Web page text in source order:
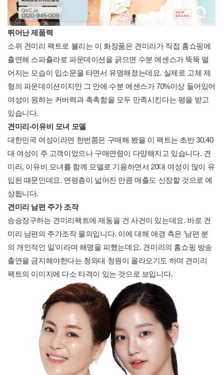
뛰어난 제품력
소위 견미리 팩트로 불리는 이 화장품은 견미리가 직접 홈쇼핑에
출연해 스파츌라로 파운데이션을 긁으면 수분 에센스가 뚝뚝 떨
어지는 모습이 입소문을 타면서 유명해졌는데요. 실제로 고체 제
형의 파운데이션이지만 그 안에 수분 에센스가 70%이상 들어있어
여성이 원하는 커버력과 촉촉함을 모두 만족시킨다는 평을 받고
있습니다.
견미리-이유비 모녀 모델
대한민국 여성이라면 한번쯤은 구매해 봤을 이 팩트는 초반 30,40
대 여성이 주 고객이었으나 구매연령이 다양해지고 있습니다. 견
미리, 이유비 모녀를 함께 모델로 기용하면서 20대 여성이 많이 유
입된 때문인데요. 연령층이 넓어진 만큼 매출도 신장할 것으로 예
상됩니다.
견미리 남편 주가 조작
승승장구하는 견미리팩트에 제동을 건 사건이 있는데요. 바로 견
미리 남편의 주가조작 물의입니다. 이에 대해 애경 측은 '남편 분
의 개인적인 일'이라며 해명을 피했는데요. 견미리의 홈쇼핑 방송
출연을 금지해야한다는 청와대 청원이 올라오기도 하며 견미리
팩트의 이미지에 다소 타격이 있는 것으로 보입니다.